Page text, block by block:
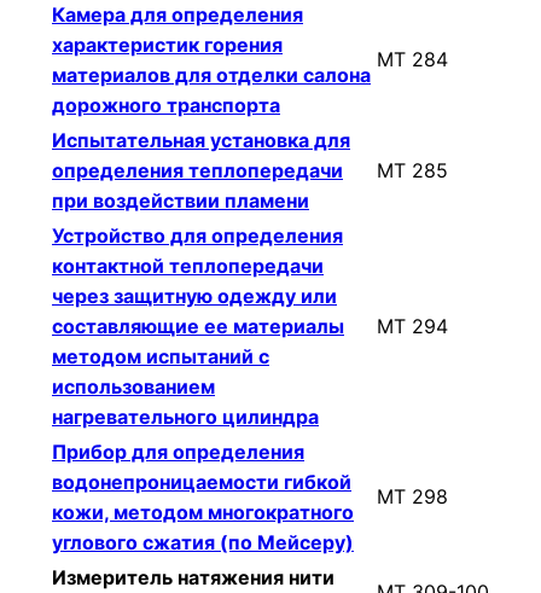
Камера для определения
характеристик горения
материалов для отделки салона
дорожного транспорта
МТ 284
Испытательная установка для
определения теплопередачи
при воздействии пламени
МТ 285
Устройство для определения
контактной теплопередачи
через защитную одежду или
составляющие ее материалы
методом испытаний с
использованием
нагревательного цилиндра
МТ 294
Прибор для определения
водонепроницаемости гибкой
кожи, методом многократного
углового сжатия (по Мейсеру)
МТ 298
Измеритель натяжения нити